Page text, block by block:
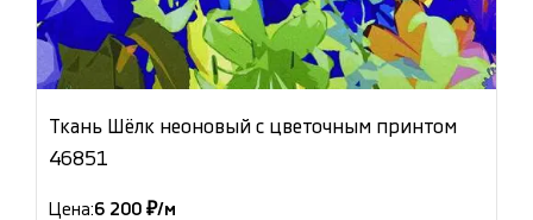
Ткань Шёлк неоновый с цветочным принтом
46851
Цена:6 200 ₽/м